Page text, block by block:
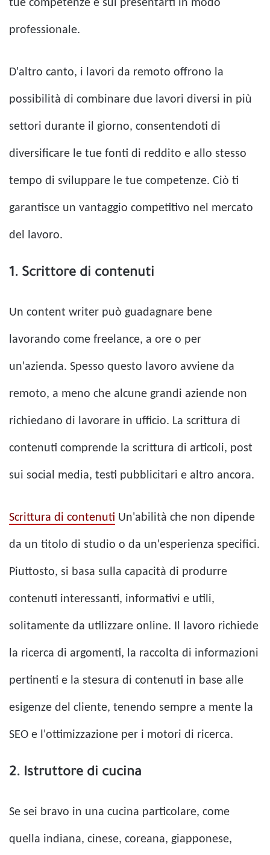
tue competenze e sul presentarti in modo
professionale.
D'altro canto, i lavori da remoto offrono la
possibilità di combinare due lavori diversi in più
settori durante il giorno, consentendoti di
diversificare le tue fonti di reddito e allo stesso
tempo di sviluppare le tue competenze. Ciò ti
garantisce un vantaggio competitivo nel mercato
del lavoro.
1. Scrittore di contenuti
Un content writer può guadagnare bene
lavorando come freelance, a ore o per
un'azienda. Spesso questo lavoro avviene da
remoto, a meno che alcune grandi aziende non
richiedano di lavorare in ufficio. La scrittura di
contenuti comprende la scrittura di articoli, post
sui social media, testi pubblicitari e altro ancora.
Scrittura di contenuti Un'abilità che non dipende
da un titolo di studio o da un'esperienza specifici.
Piuttosto, si basa sulla capacità di produrre
contenuti interessanti, informativi e utili,
solitamente da utilizzare online. Il lavoro richiede
la ricerca di argomenti, la raccolta di informazioni
pertinenti e la stesura di contenuti in base alle
esigenze del cliente, tenendo sempre a mente la
SEO e l'ottimizzazione per i motori di ricerca.
2. Istruttore di cucina
Se sei bravo in una cucina particolare, come
quella indiana, cinese, coreana, giapponese,